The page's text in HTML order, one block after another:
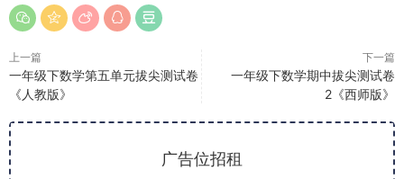
上一篇
一年级下数学第五单元拔尖测试卷
《人教版》
下一篇
一年级下数学期中拔尖测试卷
2《西师版》
广告位招租